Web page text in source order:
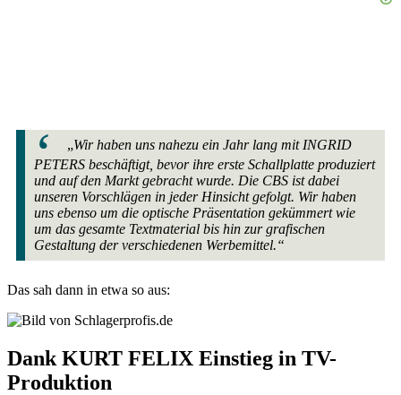
„Wir haben uns nahezu ein Jahr lang mit INGRID
PETERS beschäftigt, bevor ihre erste Schallplatte produziert
und auf den Markt gebracht wurde. Die CBS ist dabei
unseren Vorschlägen in jeder Hinsicht gefolgt. Wir haben
uns ebenso um die optische Präsentation gekümmert wie
um das gesamte Textmaterial bis hin zur grafischen
Gestaltung der verschiedenen Werbemittel.“
Das sah dann in etwa so aus:
Dank KURT FELIX Einstieg in TV-
Produktion